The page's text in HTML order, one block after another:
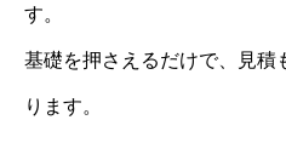
す。
基礎を押さえるだけで、見積
ります。